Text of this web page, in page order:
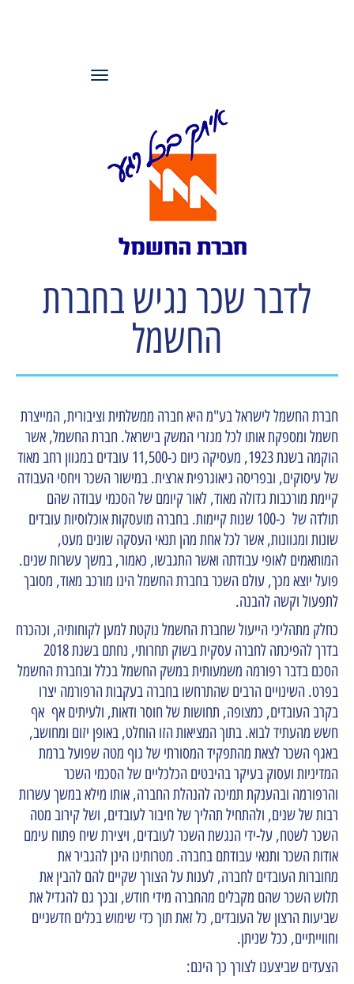
תפריט
לדבר שכר נגיש בחברת
החשמל
חברת החשמל לישראל בע"מ היא חברה ממשלתית וציבורית, המייצרת
חשמל ומספקת אותו לכל מגזרי המשק בישראל. חברת החשמל, אשר
הוקמה בשנת 1923, מעסיקה כיום כ-11,500 עובדים במגוון רחב מאוד
של עיסוקים, ובפריסה גיאוגרפית ארצית. במישור השכר ויחסי העבודה
קיימת מורכבות גדולה מאוד, לאור קיומם של הסכמי עבודה שהם
תולדה של כ-100 שנות קיימות. בחברה מועסקות אוכלוסיות עובדים
שונות ומגוונות, אשר לכל אחת מהן תנאי העסקה שונים מעט,
המותאמים לאופי עבודתה ואשר התגבשו, כאמור, במשך עשרות שנים.
פועל יוצא מכך, עולם השכר בחברת החשמל הינו מורכב מאוד, מסובך
לתפעול וקשה להבנה.
כחלק מתהליכי הייעול שחברת החשמל נוקטת למען לקוחותיה, וכהכרח
בדרך להפיכתה לחברה עסקית בשוק תחרותי, נחתם בשנת 2018
הסכם בדבר רפורמה משמעותית במשק החשמל בכלל ובחברת החשמל
בפרט. השינויים הרבים שהתרחשו בחברה בעקבות הרפורמה יצרו
בקרב העובדים, כמצופה, תחושות של חוסר ודאות, ולעיתים אף אף
חשש מהעתיד לבוא. בתוך המציאות הזו הוחלט, באופן יזום ומחושב,
באגף השכר לצאת מהתפקיד המסורתי של גוף מטה שפועל ברמת
המדיניות ועסוק בעיקר בהיבטים הכלכליים של הסכמי השכר
והרפורמה ובהענקת תמיכה להנהלת החברה, אותו מילא במשך עשרות
רבות של שנים, ולהתחיל תהליך של חיבור לעובדים, ושל קירוב מטה
השכר לשטח, על-ידי הנגשת השכר לעובדים, ויצירת שיח פתוח עימם
אודות השכר ותנאי עבודתם בחברה. מטרותינו הינן להגביר את
מחוברות העובדים לחברה, לענות על הצורך שקיים להם להבין את
תלוש השכר שהם מקבלים מהחברה מידי חודש, ובכך גם להגדיל את
שביעות הרצון של העובדים, כל זאת תוך כדי שימוש בכלים חדשניים
וחווייתיים, ככל שניתן.
הצעדים שביצענו לצורך כך הינם: